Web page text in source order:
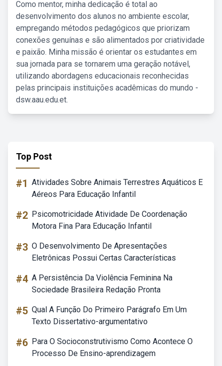
Como mentor, minha dedicação é total ao
desenvolvimento dos alunos no ambiente escolar,
empregando métodos pedagógicos que priorizam
conexões genuínas e são alimentados por criatividade
e paixão. Minha missão é orientar os estudantes em
sua jornada para se tornarem uma geração notável,
utilizando abordagens educacionais reconhecidas
pelas principais instituições acadêmicas do mundo -
dsw.aau.edu.et.
Top Post
#1 Atividades Sobre Animais Terrestres Aquáticos E
Aéreos Para Educação Infantil
#2 Psicomotricidade Atividade De Coordenação
Motora Fina Para Educação Infantil
#3 O Desenvolvimento De Apresentações
Eletrônicas Possui Certas Características
#4 A Persistência Da Violência Feminina Na
Sociedade Brasileira Redação Pronta
#5 Qual A Função Do Primeiro Parágrafo Em Um
Texto Dissertativo-argumentativo
#6 Para O Socioconstrutivismo Como Acontece O
Processo De Ensino-aprendizagem